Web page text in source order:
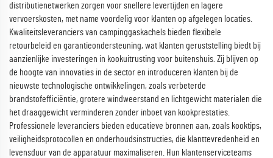
distributienetwerken zorgen voor snellere levertijden en lagere
vervoerskosten, met name voordelig voor klanten op afgelegen locaties.
Kwaliteitsleveranciers van campinggaskachels bieden flexibele
retourbeleid en garantieondersteuning, wat klanten geruststelling biedt bij
aanzienlijke investeringen in kookuitrusting voor buitenshuis. Zij blijven op
de hoogte van innovaties in de sector en introduceren klanten bij de
nieuwste technologische ontwikkelingen, zoals verbeterde
brandstofefficiëntie, grotere windweerstand en lichtgewicht materialen die
het draaggewicht verminderen zonder inboet van kookprestaties.
Professionele leveranciers bieden educatieve bronnen aan, zoals kooktips,
veiligheidsprotocollen en onderhoudsinstructies, die klanttevredenheid en
levensduur van de apparatuur maximaliseren. Hun klantenserviceteams